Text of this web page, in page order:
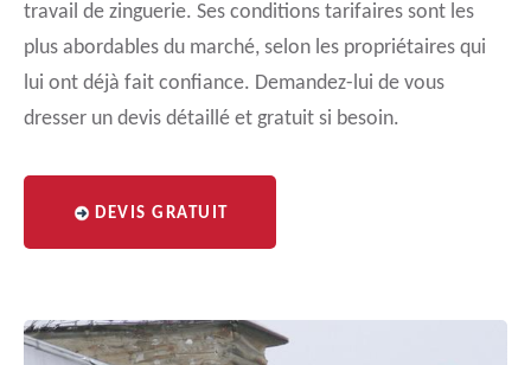
travail de zinguerie. Ses conditions tarifaires sont les
plus abordables du marché, selon les propriétaires qui
lui ont déjà fait confiance. Demandez-lui de vous
dresser un devis détaillé et gratuit si besoin.
DEVIS GRATUIT